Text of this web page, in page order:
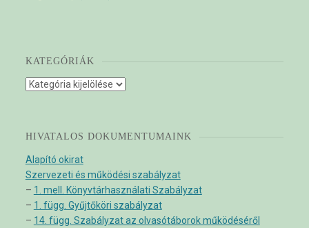
KATEGÓRIÁK
Kategóriák
HIVATALOS DOKUMENTUMAINK
Alapító okirat
Szervezeti és működési szabályzat
– 1. mell. Könyvtárhasználati Szabályzat
– 1. függ. Gyűjtőköri szabályzat
– 14. függ. Szabályzat az olvasótáborok működéséről